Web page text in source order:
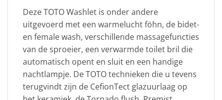
Deze TOTO Washlet is onder andere
uitgevoerd met een warmelucht föhn, de bidet-
en female wash, verschillende massagefuncties
van de sproeier, een verwarmde toilet bril die
automatisch opent en sluit en een handige
nachtlampje. De TOTO technieken die u tevens
terugvindt zijn de CefionTect glazuurlaag op